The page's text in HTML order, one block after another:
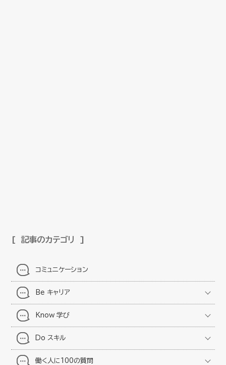
記事のカテゴリ
コミュニケーション
Be キャリア
Know 学び
Do スキル
働く人に100の質問